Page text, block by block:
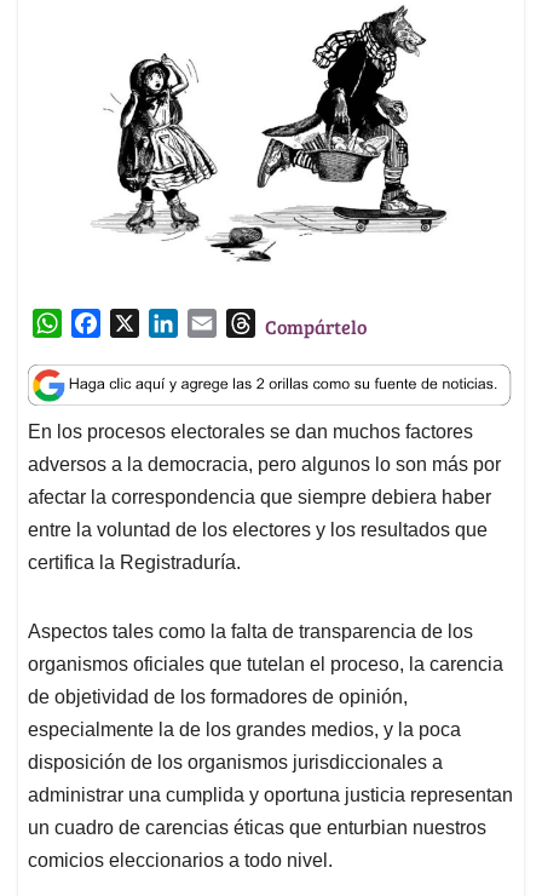
W
a
t
s
A
p
p
c
e
b
o
o
k
n
k
e
d
I
n
a
i
l
T
r
e
a
d
s
Compártelo
En los procesos electorales se dan muchos factores
adversos a la democracia, pero algunos lo son más por
afectar la correspondencia que siempre debiera haber
entre la voluntad de los electores y los resultados que
certifica la Registraduría.
Aspectos tales como la falta de transparencia de los
organismos oficiales que tutelan el proceso, la carencia
de objetividad de los formadores de opinión,
especialmente la de los grandes medios, y la poca
disposición de los organismos jurisdiccionales a
administrar una cumplida y oportuna justicia representan
un cuadro de carencias éticas que enturbian nuestros
comicios eleccionarios a todo nivel.